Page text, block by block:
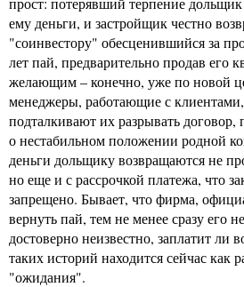
ему деньги, и застройщик честно
"соинвестору" обесценившийся за
лет пай, предварительно продав его
желающим – конечно, уже по новой
менеджеры, работающие с
подталкивают их разрывать договор,
о нестабильном положении родной
деньги дольщику возвращаются не
но еще и с рассрочкой платежа, что
запрещено. Бывает, что фирма,
вернуть пай, тем не менее сразу его
достоверно неизвестно, заплатит ли
таких историй находится сейчас как
"ожидания".